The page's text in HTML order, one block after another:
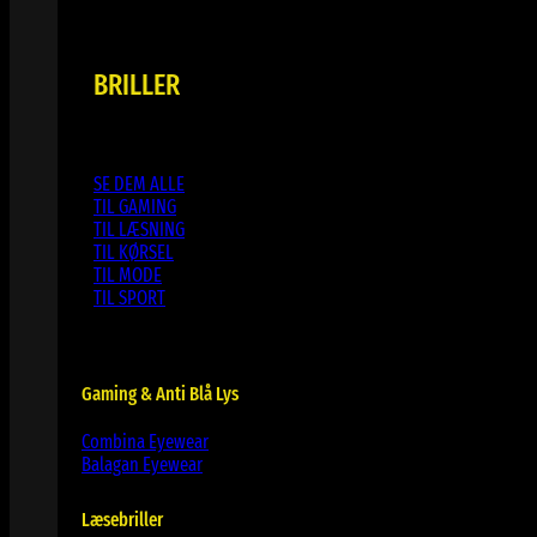
BRILLER
SE DEM ALLE
TIL GAMING
TIL LÆSNING
TIL KØRSEL
TIL MODE
TIL SPORT
Gaming & Anti Blå Lys
Combina Eyewear
Balagan Eyewear
Læsebriller